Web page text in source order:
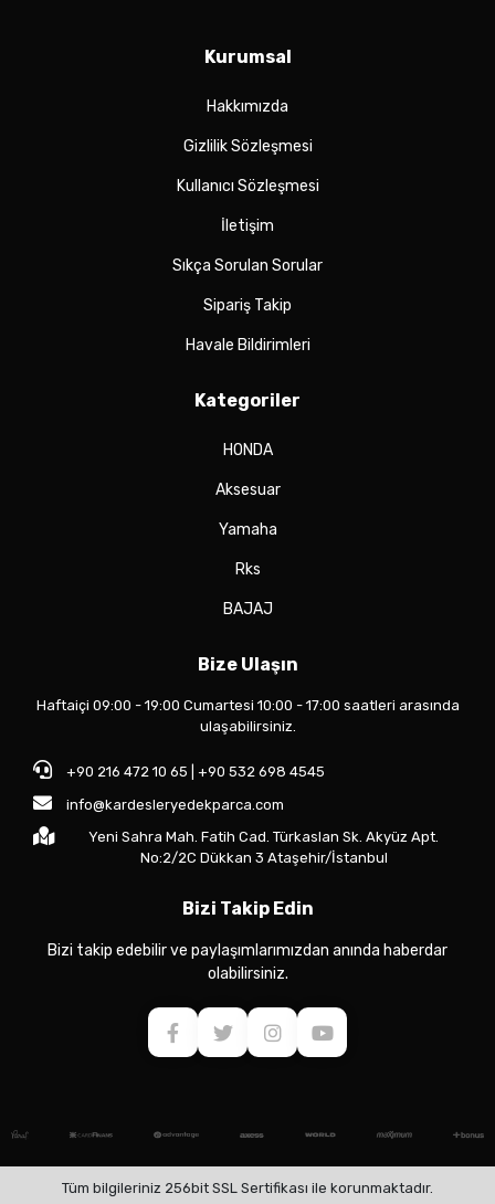
Kurumsal
Hakkımızda
Gizlilik Sözleşmesi
Kullanıcı Sözleşmesi
İletişim
Sıkça Sorulan Sorular
Sipariş Takip
Havale Bildirimleri
Kategoriler
HONDA
Aksesuar
Yamaha
Rks
BAJAJ
Bize Ulaşın
Haftaiçi 09:00 - 19:00 Cumartesi 10:00 - 17:00 saatleri arasında
ulaşabilirsiniz.
+90 216 472 10 65 | +90 532 698 4545
info@kardesleryedekparca.com
Yeni Sahra Mah. Fatih Cad. Türkaslan Sk. Akyüz Apt.
No:2/2C Dükkan 3 Ataşehir/İstanbul
Bizi Takip Edin
Bizi takip edebilir ve paylaşımlarımızdan anında haberdar
olabilirsiniz.
Tüm bilgileriniz 256bit SSL Sertifikası ile korunmaktadır.